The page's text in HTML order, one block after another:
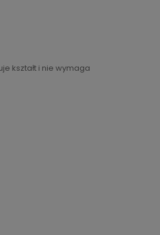
kształt i nie wymaga